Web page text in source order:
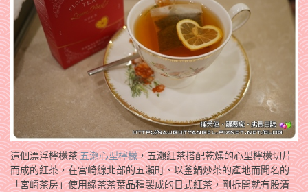
這個漂浮檸檬茶五瀨心型檸檬，五瀨紅茶搭配乾燥的心型檸檬切片
而成的紅茶，在宮崎線北部的五瀨町、以釜鍋炒茶的產地而聞名的
「宮崎茶房」使用綠茶茶葉品種製成的日式紅茶，剛拆開就有股清